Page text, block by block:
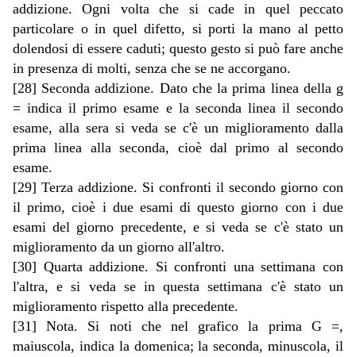
addizione. Ogni volta che si cade in quel peccato
particolare o in quel difetto, si porti la mano al petto
dolendosi di essere caduti; questo gesto si può fare anche
in presenza di molti, senza che se ne accorgano.
[28] Seconda addizione. Dato che la prima linea della g
= indica il primo esame e la seconda linea il secondo
esame, alla sera si veda se c'è un miglioramento dalla
prima linea alla seconda, cioè dal primo al secondo
esame.
[29] Terza addizione. Si confronti il secondo giorno con
il primo, cioè i due esami di questo giorno con i due
esami del giorno precedente, e si veda se c'è stato un
miglioramento da un giorno all'altro.
[30] Quarta addizione. Si confronti una settimana con
l'altra, e si veda se in questa settimana c'è stato un
miglioramento rispetto alla precedente.
[31] Nota. Si noti che nel grafico la prima G =,
maiuscola, indica la domenica; la seconda, minuscola, il